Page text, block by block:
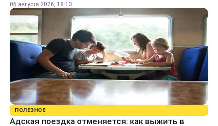
06 августа 2026, 18:13
ПОЛЕЗНОЕ
Адская поездка отменяется: как выжить в